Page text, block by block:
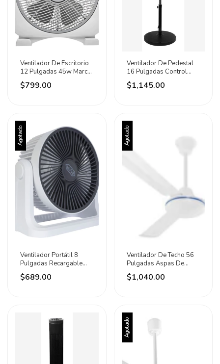
Ventilador De Escritorio
12 Pulgadas 45w Marca
Iusa 30.48 Cm 60 Hz
Blanco Gris Plástico
$799.00
Ventilador De Pedestal
16 Pulgadas Control
Remoto Iusa Negro
Negro Plástico 5
$1,145.00
Agotado
Ventilador Portátil 8
Pulgadas Recargable
Iusa Blanco Gris Plástico
$689.00
Agotado
Ventilador De Techo 56
Pulgadas Aspas De
Metal Iusa 1.422 M
$1,040.00
Agotado